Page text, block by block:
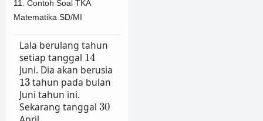
11. Contoh Soal TKA
Matematika SD/MI
Lala berulang tahun
setiap tanggal 14
14
Juni. Dia akan berusia
13
13tahun pada bulan
Juni tahun ini.
Sekarang tanggal 30
30